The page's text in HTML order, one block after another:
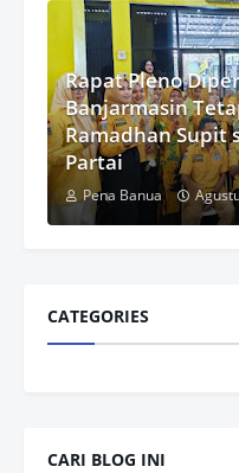
Rapat Pleno
Banjarmasin
Ramadhan Supit
Partai
Pena Banua
CATEGORIES
CARI BLOG INI